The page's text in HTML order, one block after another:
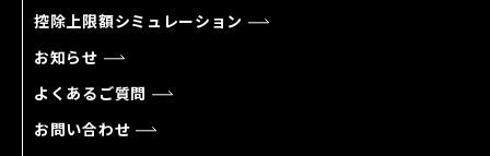
控除上限額シミュレーション
お知らせ
よくあるご質問
お問い合わせ